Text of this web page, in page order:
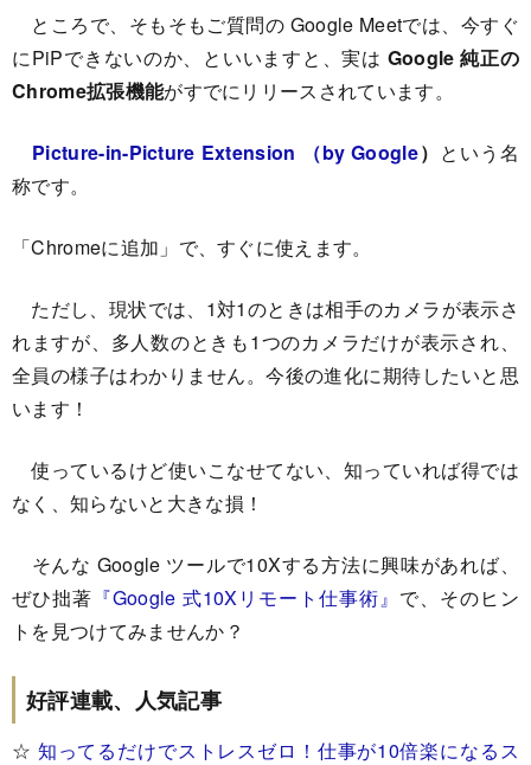
ところで、そもそもご質問の Google Meetでは、今すぐ
にPiPできないのか、といいますと、実は Google 純正の
Chrome拡張機能がすでにリリースされています。
Picture-in-Picture Extension （by Google） という名
称です。
「Chromeに追加」で、すぐに使えます。
ただし、現状では、1対1のときは相手のカメラが表示さ
れますが、多人数のときも1つのカメラだけが表示され、
全員の様子はわかりません。今後の進化に期待したいと思
います！
使っているけど使いこなせてない、知っていれば得では
なく、知らないと大きな損！
そんな Google ツールで10Xする方法に興味があれば、
ぜひ拙著 『Google 式10Xリモート仕事術』 で、そのヒン
トを見つけてみませんか？
好評連載、人気記事
☆ 知ってるだけでストレスゼロ！仕事が10倍楽になるス